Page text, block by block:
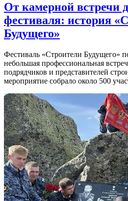
От камерной встречи
фестиваля: история
Будущего»
Фестиваль «Строители Будущего»
небольшая профессиональная
подрядчиков и представителей
мероприятие собрало около 500